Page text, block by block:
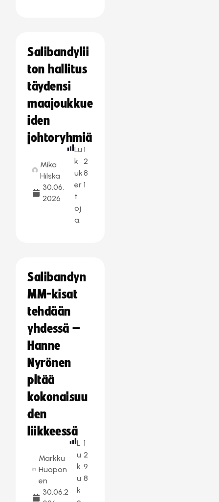
Salibandylii
ton hallitus
täydensi
maajoukkue
iden
johtoryhmiä
Mika
Hilska
30.06.
2026
Lu
k
uk
er
t
oj
a:
1
2
8
1
Salibandyn
MM-kisat
tehdään
yhdessä –
Hanne
Nyrönen
pitää
kokonaisuu
den
liikkeessä
Markku
Huopon
en
30.06.2
L
u
k
u
k
1
2
9
8